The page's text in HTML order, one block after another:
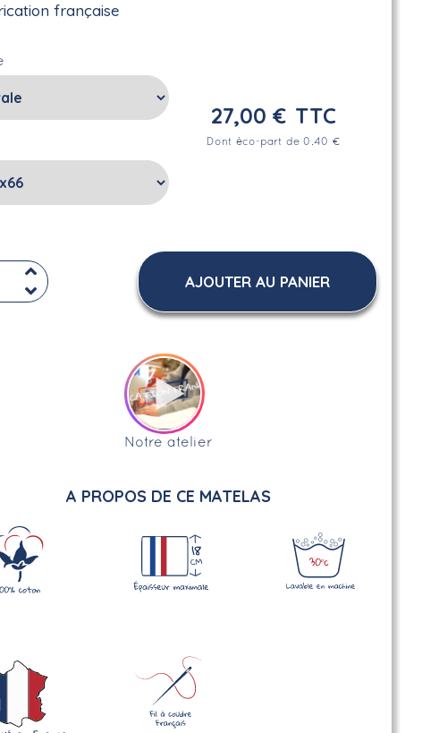
française
27,00 € TTC
Dont éco-part de 0.40 €
AJOUTER AU PANIER
Notre atelier
A PROPOS DE CE MATELAS